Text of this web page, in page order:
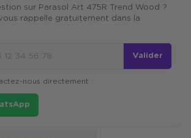
sur Parasol Art 475R Trend Wood ?
rappelle gratuitement dans la
Valider
nous directement :